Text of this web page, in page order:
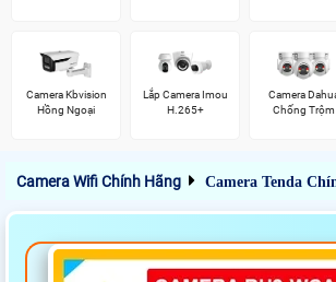
Camera Kbvision
Hồng Ngoại
Lắp Camera Imou
H.265+
Camera
Chống Trộm
Camera Wifi Chính Hãng Camera Tenda